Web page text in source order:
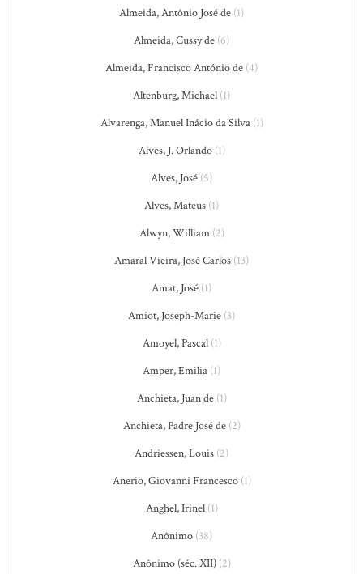
Almeida, Antônio José de (1)
Almeida, Cussy de (6)
Almeida, Francisco António de (4)
Altenburg, Michael (1)
Alvarenga, Manuel Inácio da Silva(1)
Alves, J. Orlando(1)
Alves, José (5)
Alves, Mateus (1)
Alwyn, William(2)
Amaral Vieira, José Carlos (13)
Amat, José (1)
Amiot, Joseph-Marie (3)
Amoyel, Pascal(1)
Amper, Emilia (1)
Anchieta, Juan de(1)
Anchieta, Padre José de(2)
Andriessen, Louis (2)
Anerio, Giovanni Francesco(1)
Anghel, Irinel(1)
Anônimo (38)
Anônimo (séc. XII)(2)